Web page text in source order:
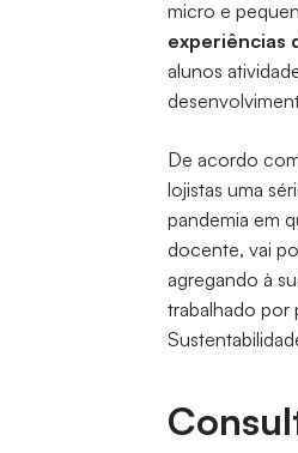
micro e
experiências
alunos
De acordo
lojistas uma
pandemia em
docente, vai
agregando à
trabalhado por